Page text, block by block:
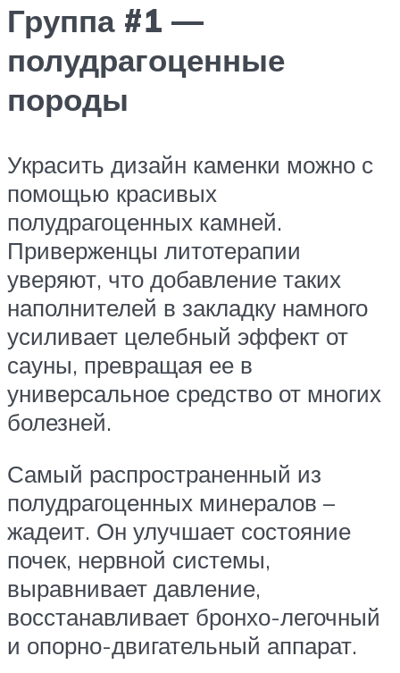
Группа #1 —
полудрагоценные
породы
Украсить дизайн каменки можно с
помощью красивых
полудрагоценных камней.
Приверженцы литотерапии
уверяют, что добавление таких
наполнителей в закладку намного
усиливает целебный эффект от
сауны, превращая ее в
универсальное средство от многих
болезней.
Самый распространенный из
полудрагоценных минералов –
жадеит. Он улучшает состояние
почек, нервной системы,
выравнивает давление,
восстанавливает бронхо-легочный
и опорно-двигательный аппарат.